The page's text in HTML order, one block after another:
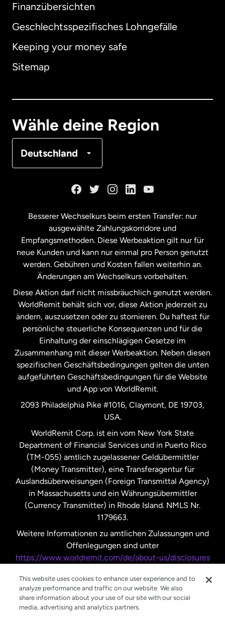
Finanzübersichten
Geschlechtsspezifisches Lohngefälle
Keeping your money safe
Sitemap
Wähle deine Region
Deutschland
Australien
Malaysia
Neuseeland
Niederlande
Schweden
Spanien
Vereinigte Staaten English
Vereinigte Staaten
Vereinigtes Königreich
Besserer Wechselkurs beim ersten Transfer: nur
ausgewählte Zahlungskorridore und
Empfangsmethoden. Diese Werbeaktion gilt nur für
neue Kunden und kann nur einmal pro Person genutzt
werden. Gebühren und Kosten fallen weiterhin an.
Änderungen am Wechselkurs vorbehalten.
Diese Aktion darf nicht missbräuchlich genutzt werden.
WorldRemit behält sich vor, diese Aktion jederzeit zu
ändern, auszusetzen oder zu stornieren. Du haftest für
persönliche steuerliche Konsequenzen und für die
Einhaltung der einschlägigen Gesetze im
Zusammenhang mit dieser Werbeaktion. Neben diesen
spezifischen Geschäftsbedingungen gelten die unten
aufgeführten Geschäftsbedingungen für die Website
und App von WorldRemit.
2093 Philadelphia Pike #1016, Claymont, DE 19703,
USA.
WorldRemit Corp. ist ein vom New York State
Department of Financial Services und in Puerto Rico
(TM-055) amtlich zugelassener Geldübermittler
(Money Transmitter), eine Transferagentur für
Auslandsüberweisungen (Foreign Transmittal Agency)
in Massachusetts und ein Währungsübermittler
(Currency Transmitter) in Rhode Island. NMLS Nr.
1179663.
Weitere Informationen zu amtlichen Zulassungen und
Offenlegungen sind unter
https://www.worldremit.com/de/about-us/disclosures
This website uses cookies to enhance user experience and to
analyze performance and traffic on our website. We also
share information about your use of our site with our social
media, advertising and analytics partners.